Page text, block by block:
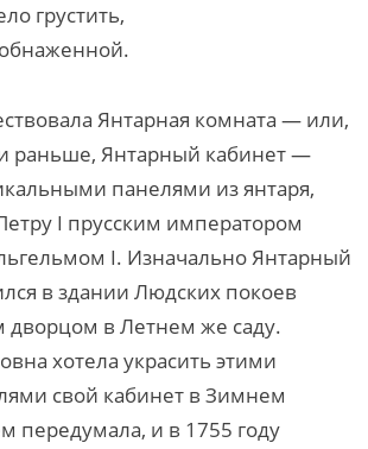
грустить,
Янтарная комната — или,
раньше, Янтарный кабинет —
панелями из янтаря,
I прусским императором
I. Изначально Янтарный
в здании Людских покоев
дворцом в Летнем же саду.
хотела украсить этими
свой кабинет в Зимнем
передумала, и в 1755 году